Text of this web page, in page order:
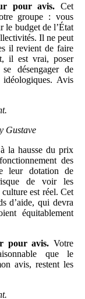
pour avis. Cet
groupe : vous
le budget de l’État
Il ne peut
il revient de faire
il est vrai, poser
désengager de
Avis
Gustave
la hausse du prix
des
leur dotation de
de voir les
est réel. Cet
d’aide, qui devra
équitablement
pour avis. Votre
que le
avis, restent les